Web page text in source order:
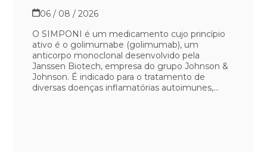
06 / 08 / 2026
O SIMPONI é um medicamento cujo princípio
ativo é o golimumabe (golimumab), um
anticorpo monoclonal desenvolvido pela
Janssen Biotech, empresa do grupo Johnson &
Johnson. É indicado para o tratamento de
diversas doenças inflamatórias autoimunes,...